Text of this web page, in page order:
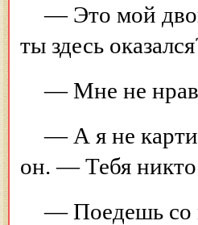
— Это мой
ты здесь
— Мне не
— А я не
он. — Тебя
— Поедешь со